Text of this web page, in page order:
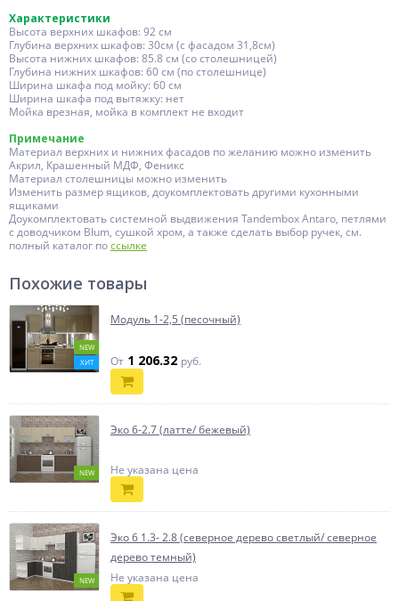
Характеристики
Высота верхних шкафов: 92 см
Глубина верхних шкафов: 30см (с фасадом 31,8см)
Высота нижних шкафов: 85.8 см (со столешницей)
Глубина нижних шкафов: 60 см (по столешнице)
Ширина шкафа под мойку: 60 см
Ширина шкафа под вытяжку: нет
Мойка врезная, мойка в комплект не входит
Примечание
Материал верхних и нижних фасадов по желанию можно изменить
Акрил, Крашенный МДФ, Феникс
Материал столешницы можно изменить
Изменить размер ящиков, доукомплектовать другими кухонными
ящиками
Доукомплектовать системной выдвижения Tandembox Antaro, петлями
с доводчиком Blum, сушкой хром, а также сделать выбор ручек, см.
полный каталог поссылке
Похожие товары
NEW
ХИТ
Модуль 1-2,5 (песочный)
От 1 206.32 руб.
NEW
Эко 6-2.7 (латте/ бежевый)
Не указана цена
NEW
Эко 6 1.3- 2.8 (северное дерево светлый/ северное
дерево темный)
Не указана цена